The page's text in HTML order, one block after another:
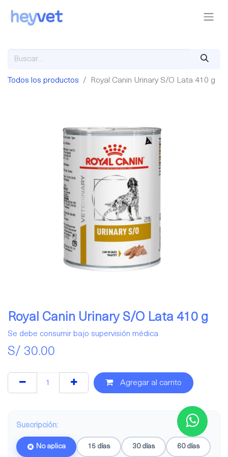
Todos los productos Royal Canin Urinary S/O Lata 410 g
Royal Canin Urinary S/O Lata 410 g
Se debe consumir bajo supervisión médica
S/ 30.00
Agregar al carrito
Suscripción:
No aplica 15 días 30 días 60 días